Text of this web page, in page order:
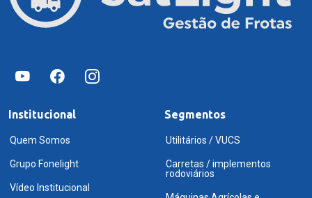
Institucional
Quem Somos
Grupo Fonelight
Vídeo Institucional
Segmentos
Utilitários / VUCS
Carretas / implementos
rodoviários